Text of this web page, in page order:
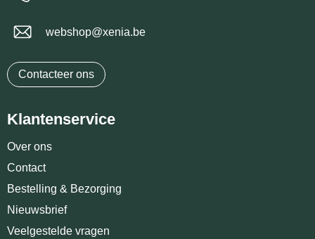
webshop@xenia.be
Contacteer ons
Klantenservice
Over ons
Contact
Bestelling & Bezorging
Nieuwsbrief
Veelgestelde vragen